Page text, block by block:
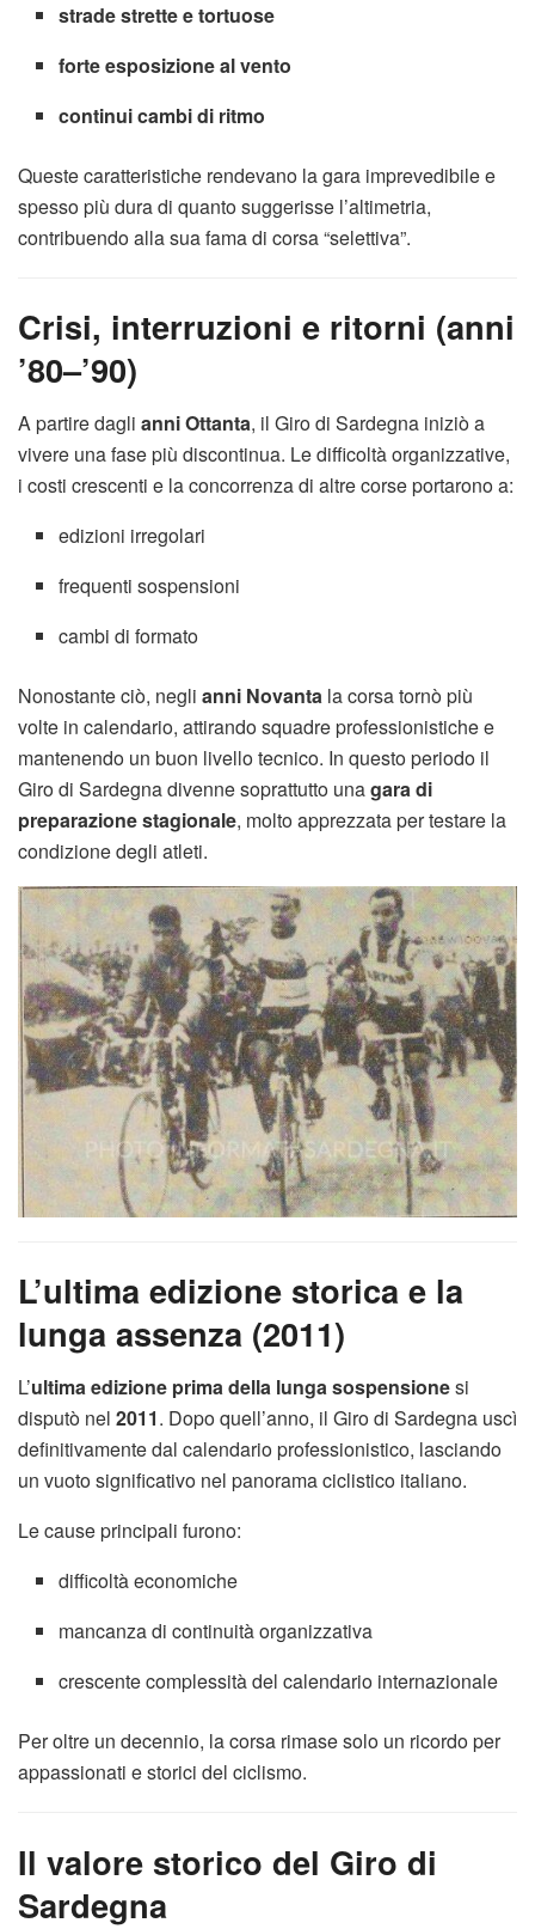
strade strette e tortuose
forte esposizione al vento
continui cambi di ritmo
Queste caratteristiche rendevano la gara imprevedibile e
spesso più dura di quanto suggerisse l’altimetria,
contribuendo alla sua fama di corsa “selettiva”.
Crisi, interruzioni e ritorni (anni
’80–’90)
A partire dagli anni Ottanta, il Giro di Sardegna iniziò a
vivere una fase più discontinua. Le difficoltà organizzative,
i costi crescenti e la concorrenza di altre corse portarono a:
edizioni irregolari
frequenti sospensioni
cambi di formato
Nonostante ciò, negli anni Novanta la corsa tornò più
volte in calendario, attirando squadre professionistiche e
mantenendo un buon livello tecnico. In questo periodo il
Giro di Sardegna divenne soprattutto unagara di
preparazione stagionale, molto apprezzata per testare la
condizione degli atleti.
L’ultima edizione storica e la
lunga assenza (2011)
L’ultima edizione prima della lunga sospensionesi
disputò nel 2011. Dopo quell’anno, il Giro di Sardegna uscì
definitivamente dal calendario professionistico, lasciando
un vuoto significativo nel panorama ciclistico italiano.
Le cause principali furono:
difficoltà economiche
mancanza di continuità organizzativa
crescente complessità del calendario internazionale
Per oltre un decennio, la corsa rimase solo un ricordo per
appassionati e storici del ciclismo.
Il valore storico del Giro di
Sardegna